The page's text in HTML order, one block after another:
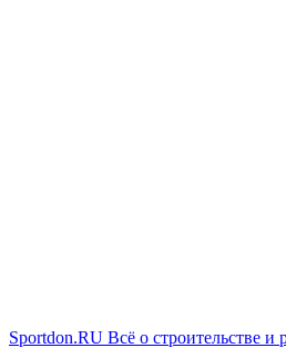
Sportdon.RU Всё о строительстве и